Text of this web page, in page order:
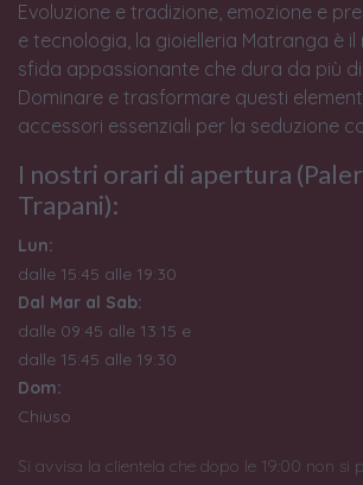
Evoluzione e tradizione, emozione e
e tecnologia, la gioielleria Matranga è
sfida appassionante che dura da più di
Dominare e trasformare questi
accessori essenziali per la seduzione
I nostri orari di apertura
Trapani):
Lun:
dalle 15:45 alle 19:30
Dal Mar al Sab:
dalle 09:45 alle 13:15 e
dalle 15:45 alle 19:30
Dom:
Chiuso
Si avvisa la clientela che dopo le 19:00 non si